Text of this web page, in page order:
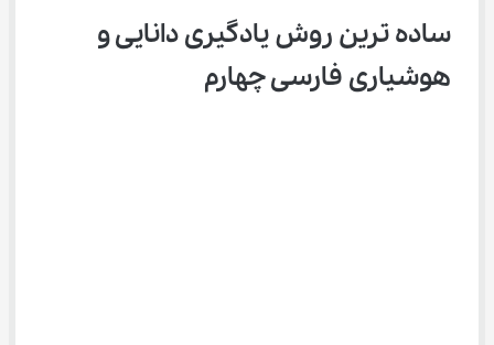
ساده ترین روش یادگیری دانایی و
هوشیاری فارسی چهارم